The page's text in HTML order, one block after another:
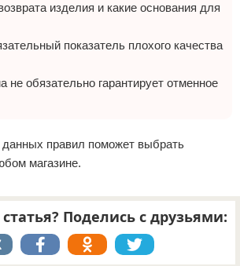
изделия и какие основания для
показатель плохого качества
не обязательно гарантирует отменное
правил поможет выбрать
магазине.
Поделись с друзьями: